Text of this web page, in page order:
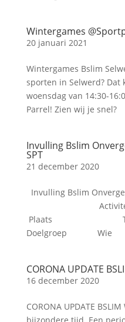
Wintergames
20 januari 2021
Wintergames Bslim
sporten in Selwerd? Dat
woensdag van 14:30-
Parrel! Zien wij je snel?
Invulling Bslim
SPT
21 december 2020
Invulling Bslim
Plaats
Doelgroep Wie
CORONA UPDATE
16 december 2020
CORONA UPDATE